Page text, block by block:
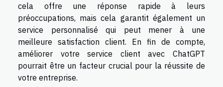
cela offre une réponse rapide à leurs
préoccupations, mais cela garantit également un
service personnalisé qui peut mener à une
meilleure satisfaction client. En fin de compte,
améliorer votre service client avec ChatGPT
pourrait être un facteur crucial pour la réussite de
votre entreprise.